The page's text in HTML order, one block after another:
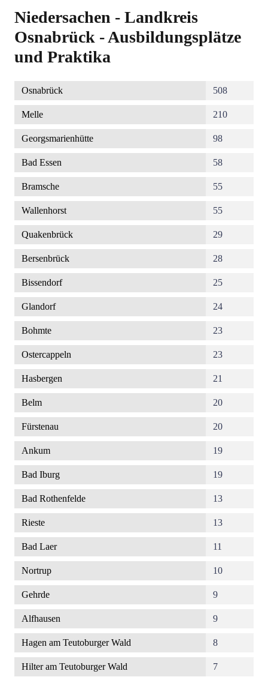
Niedersachen - Landkreis
Osnabrück - Ausbildungsplätze
und Praktika
Osnabrück 508
Melle 210
Georgsmarienhütte 98
Bad Essen 58
Bramsche 55
Wallenhorst 55
Quakenbrück 29
Bersenbrück 28
Bissendorf 25
Glandorf 24
Bohmte 23
Ostercappeln 23
Hasbergen 21
Belm 20
Fürstenau 20
Ankum 19
Bad Iburg 19
Bad Rothenfelde 13
Rieste 13
Bad Laer 11
Nortrup 10
Gehrde 9
Alfhausen 9
Hagen am Teutoburger Wald 8
Hilter am Teutoburger Wald 7